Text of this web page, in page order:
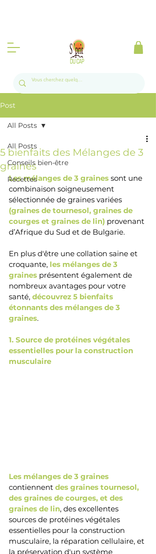
Post
All Posts
Conseils bien-être
Recettes
All Posts
5 bienfaits des Mélanges de 3
graines
Les mélanges de 3 graines sont une
combinaison soigneusement
sélectionnée de graines variées
(graines de tournesol, graines de
courges et graines de lin) provenant
d’Afrique du Sud et de Bulgarie.
En plus d'être une collation saine et
croquante, les mélanges de 3
graines présentent également de
nombreux avantages pour votre
santé, découvrez 5 bienfaits
étonnants des mélanges de 3
graines.
1. Source de protéines végétales
essentielles pour la construction
musculaire
Les mélanges de 3 graines
contiennent des graines tournesol,
des graines de courges, et des
graines de lin, des excellentes
sources de protéines végétales
essentielles pour la construction
musculaire, la réparation cellulaire, et
la préservation d'un système